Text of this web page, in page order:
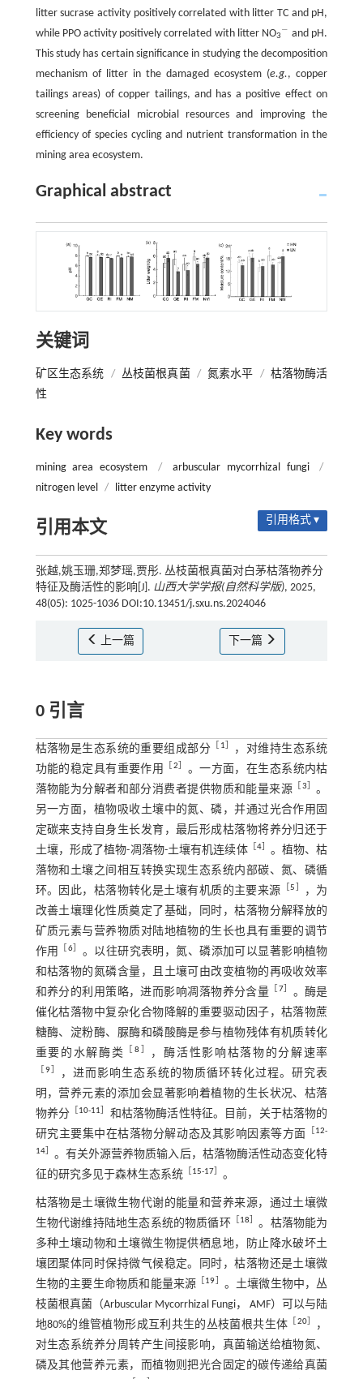
litter sucrase activity positively correlated with litter TC and pH,
while PPO activity positively correlated with litter NO3
− and pH.
This study has certain significance in studying the decomposition
mechanism of litter in the damaged ecosystem (e.g., copper
tailings areas) of copper tailings, and has a positive effect on
screening beneficial microbial resources and improving the
efficiency of species cycling and nutrient transformation in the
mining area ecosystem.
Graphical abstract
关键词
矿区生态系统 / 丛枝菌根真菌 / 氮素水平 / 枯落物酶活
性
Key words
mining area ecosystem / arbuscular mycorrhizal fungi
/
nitrogen level / litter enzyme activity
引用本文 引用格式 ▾
张越,姚玉珊,郑梦瑶,贾彤. 丛枝菌根真菌对白茅枯落物养分
特征及酶活性的影响[J]. 山西大学学报(自然科学版), 2025,
48(05): 1025-1036 DOI:10.13451/j.sxu.ns.2024046
上一篇 下一篇
0 引言
枯落物是生态系统的重要组成部分 1
，对维持生态系统
功能的稳定具有重要作用
2
。一方面，在生态系统内枯
落物能为分解者和部分消费者提供物质和能量来源
3
。
另一方面，植物吸收土壤中的氮、磷，并通过光合作用固
定碳来支持自身生长发育，最后形成枯落物将养分归还于
土壤，形成了植物-凋落物-土壤有机连续体［ 4］ 。植物、枯
落物和土壤之间相互转换实现生态系统内部碳、氮、磷循
环。因此，枯落物转化是土壤有机质的主要来源 ［5
，为
改善土壤理化性质奠定了基础，同时，枯落物分解释放的
矿质元素与营养物质对陆地植物的生长也具有重要的调节
作用
6］ 。以往研究表明，氮、磷添加可以显著影响植物
和枯落物的氮磷含量，且土壤可由改变植物的再吸收效率
和养分的利用策略，进而影响凋落物养分含量
7］ 。酶是
催化枯落物中复杂化合物降解的重要驱动因子，枯落物蔗
糖酶、淀粉酶、脲酶和磷酸酶是参与植物残体有机质转化
重要的水解酶类
［8 ，酶活性影响枯落物的分解速率
9］
，进而影响生态系统的物质循环转化过程。研究表
明，营养元素的添加会显著影响着植物的生长状况、枯落
物养分
10-11
和枯落物酶活性特征。目前，关于枯落物的
研究主要集中在枯落物分解动态及其影响因素等方面
12-
14］ 。有关外源营养物质输入后，枯落物酶活性动态变化特
征的研究多见于森林生态系统［ 15-17］ 。
枯落物是土壤微生物代谢的能量和营养来源，通过土壤微
生物代谢维持陆地生态系统的物质循环［ 18
。枯落物能为
多种土壤动物和土壤微生物提供栖息地，防止降水破坏土
壤团聚体同时保持微气候稳定。同时，枯落物还是土壤微
生物的主要生命物质和能量来源
19
。土壤微生物中，丛
枝菌根真菌（Arbuscular Mycorrhizal Fungi， AMF）可以与陆
地80%的维管植物形成互利共生的丛枝菌根共生体
20］
，
对生态系统养分周转产生间接影响，真菌输送给植物氮、
磷及其他营养元素，而植物则把光合固定的碳传递给真菌